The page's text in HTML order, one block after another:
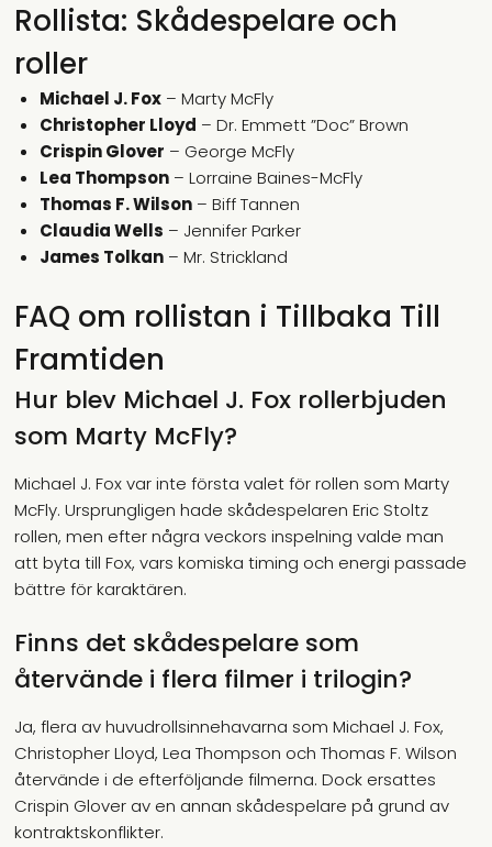
Rollista: Skådespelare och
roller
Michael J. Fox– Marty McFly
Christopher Lloyd – Dr. Emmett ”Doc” Brown
Crispin Glover – George McFly
Lea Thompson– Lorraine Baines-McFly
Thomas F. Wilson– Biff Tannen
Claudia Wells – Jennifer Parker
James Tolkan– Mr. Strickland
FAQ om rollistan i Tillbaka Till
Framtiden
Hur blev Michael J. Fox rollerbjuden
som Marty McFly?
Michael J. Fox var inte första valet för rollen som Marty
McFly. Ursprungligen hade skådespelaren Eric Stoltz
rollen, men efter några veckors inspelning valde man
att byta till Fox, vars komiska timing och energi passade
bättre för karaktären.
Finns det skådespelare som
återvände i flera filmer i trilogin?
Ja, flera av huvudrollsinnehavarna som Michael J. Fox,
Christopher Lloyd, Lea Thompson och Thomas F. Wilson
återvände i de efterföljande filmerna. Dock ersattes
Crispin Glover av en annan skådespelare på grund av
kontraktskonflikter.